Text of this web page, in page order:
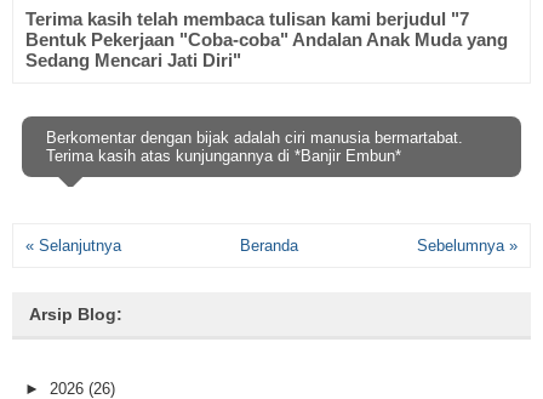
Terima kasih telah membaca tulisan kami berjudul "7
Bentuk Pekerjaan "Coba-coba" Andalan Anak Muda yang
Sedang Mencari Jati Diri"
Berkomentar dengan bijak adalah ciri manusia bermartabat.
Terima kasih atas kunjungannya di *Banjir Embun*
« Selanjutnya Sebelumnya »
Beranda
Arsip Blog:
► 2026 (26)